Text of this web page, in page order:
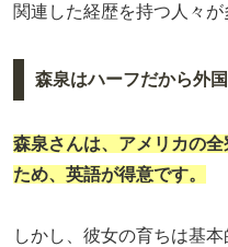
関連した経歴を持つ人々が
森泉はハーフだから外
森泉さんは、アメリカの
ため、英語が得意です。
しかし、彼女の育ちは基